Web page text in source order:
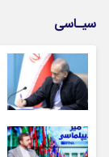
سیـاسی